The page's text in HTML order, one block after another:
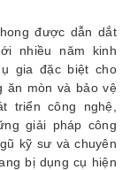
được dẫn dắt
nhiều năm kinh
gia đặc biệt cho
ăn mòn và bảo vệ
triển công nghệ,
giải pháp công
kỹ sư và chuyên
bị dụng cụ hiện